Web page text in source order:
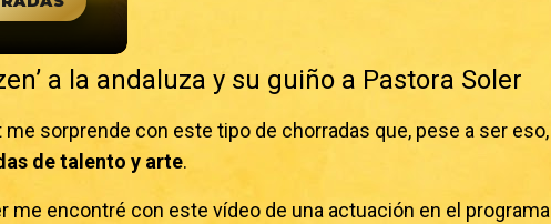
a la andaluza y su guiño a Pastora Soler
sorprende con este tipo de chorradas que, pese a ser eso,
de talento y arte.
me encontré con este vídeo de una actuación en el programa